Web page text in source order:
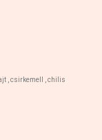
, csirkemell , chilis